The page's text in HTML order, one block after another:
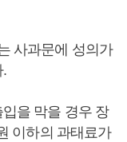
사과문에 성의가
.
을 막을 경우 장
이하의 과태료가